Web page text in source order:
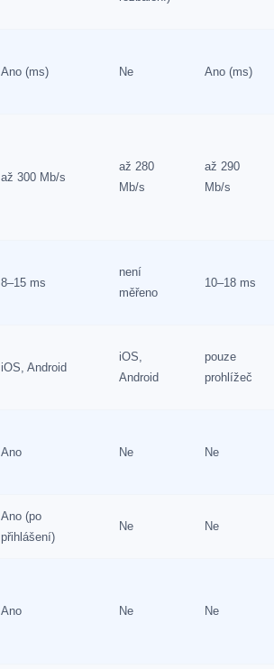
Ano (ms) Ne Ano (ms)
až 300 Mb/s
až 280
Mb/s
až 290
Mb/s
8–15 ms
není
měřeno
10–18 ms
iOS, Android
iOS,
Android
pouze
prohlížeč
Ano Ne Ne
Ano (po
přihlášení)
Ne Ne
Ano Ne Ne